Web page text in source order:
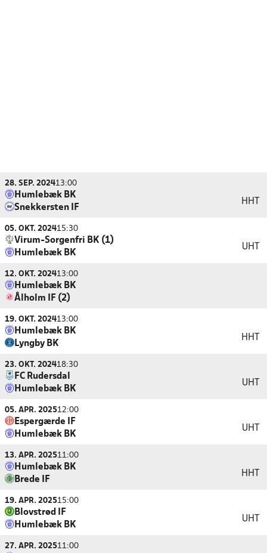
28. SEP. 202413:00
Humlebæk BK
Snekkersten IF
HHT
05. OKT. 202415:30
Virum-Sorgenfri BK (1)
Humlebæk BK
UHT
12. OKT. 202413:00
Humlebæk BK
Ålholm IF (2)
19. OKT. 202413:00
Humlebæk BK
Lyngby BK
HHT
23. OKT. 202418:30
FC Rudersdal
Humlebæk BK
UHT
05. APR. 202512:00
Espergærde IF
Humlebæk BK
UHT
13. APR. 202511:00
Humlebæk BK
Brede IF
HHT
19. APR. 202515:00
Blovstrød IF
Humlebæk BK
UHT
27. APR. 202511:00